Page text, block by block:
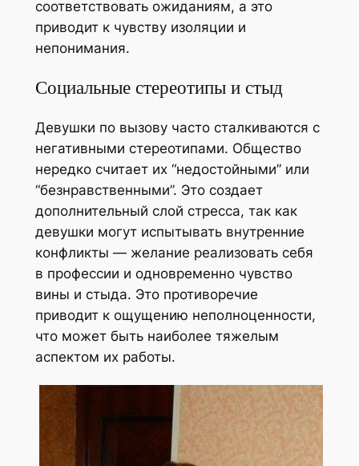
соответствовать ожиданиям, а это
приводит к чувству изоляции и
непонимания.
Социальные стереотипы и стыд
Девушки по вызову часто сталкиваются с
негативными стереотипами. Общество
нередко считает их “недостойными” или
“безнравственными”. Это создает
дополнительный слой стресса, так как
девушки могут испытывать внутренние
конфликты — желание реализовать себя
в профессии и одновременно чувство
вины и стыда. Это противоречие
приводит к ощущению неполноценности,
что может быть наиболее тяжелым
аспектом их работы.